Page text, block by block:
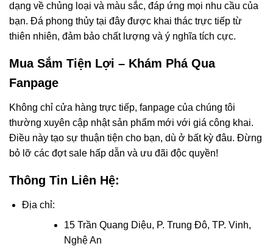
dạng về chủng loại và màu sắc, đáp ứng mọi nhu cầu của
bạn. Đá phong thủy tại đây được khai thác trực tiếp từ
thiên nhiên, đảm bảo chất lượng và ý nghĩa tích cực.
Mua Sắm Tiện Lợi – Khám Phá Qua
Fanpage
Không chỉ cửa hàng trực tiếp, fanpage của chúng tôi
thường xuyên cập nhật sản phẩm mới với giá công khai.
Điều này tạo sự thuận tiện cho bạn, dù ở bất kỳ đâu. Đừng
bỏ lỡ các đợt sale hấp dẫn và ưu đãi độc quyền!
Thông Tin Liên Hệ:
Địa chỉ:
15 Trần Quang Diệu, P. Trung Đô, TP. Vinh,
Nghệ An